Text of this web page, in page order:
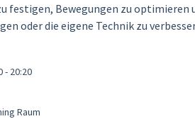
festigen, Bewegungen zu
oder die eigene Technik zu
- 20:20
Raum